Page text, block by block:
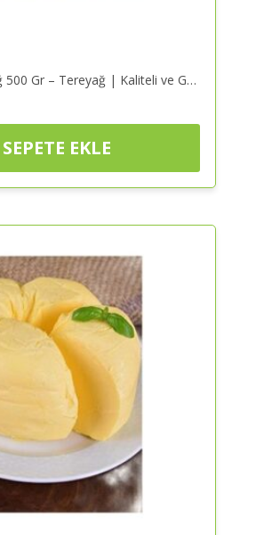
Manda Tereyağ 500 Gr – Tereyağ | Kaliteli ve Güvenilir Alışveriş
SEPETE EKLE